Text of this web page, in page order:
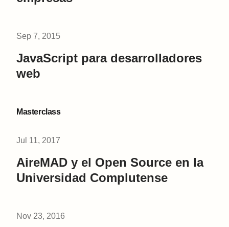
Sep 7, 2015
JavaScript para desarrolladores
web
Masterclass
Jul 11, 2017
AireMAD y el Open Source en la
Universidad Complutense
Nov 23, 2016